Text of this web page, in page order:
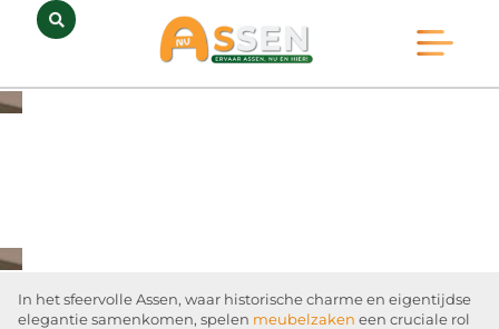
In het sfeervolle Assen, waar historische charme en eigentijdse
elegantie samenkomen, spelen meubelzaken een cruciale rol